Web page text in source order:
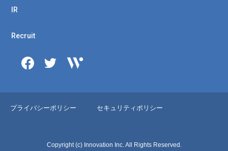
IR
Recruit
プライバシーポリシー セキュリティポリシー
Copyright (c) Innovation Inc. All Rights Reserved.